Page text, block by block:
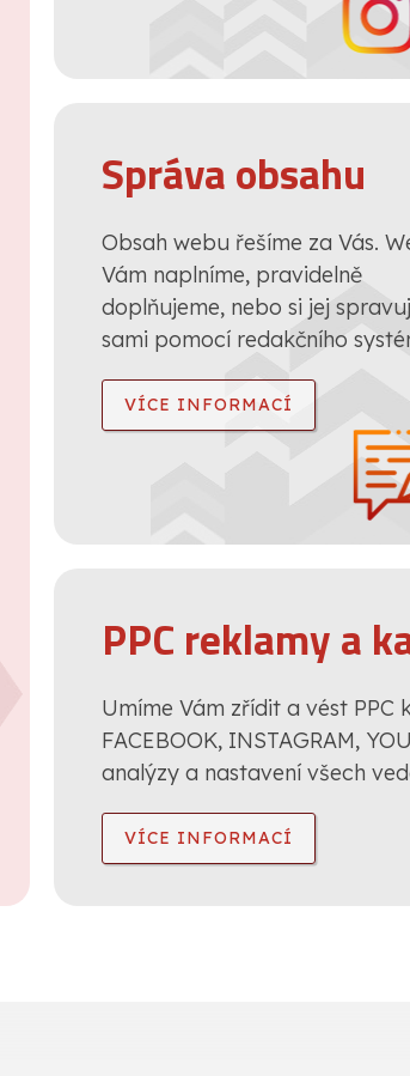
Správa obsahu
Obsah webu řešíme za Vás.
Vám naplníme, pravidelně
doplňujeme, nebo si jej
sami pomocí redakčního
VÍCE INFORMACÍ
PPC reklamy a
Umíme Vám zřídit a vést PPC
FACEBOOK, INSTAGRAM,
analýzy a nastavení všech
VÍCE INFORMACÍ